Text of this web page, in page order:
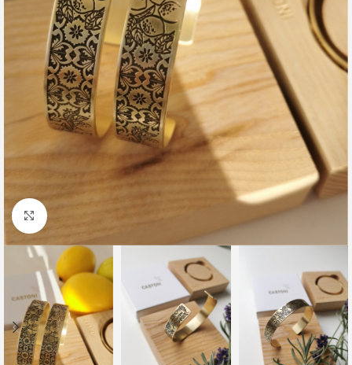
Click to enlarge